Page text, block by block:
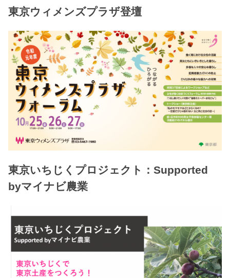
東京ウィメンズプラザ登壇
東京いちじくプロジェクト：Supported
byマイナビ農業